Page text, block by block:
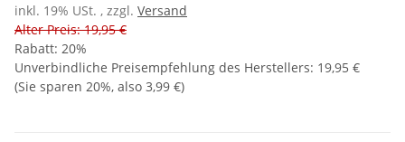
inkl. 19% USt. , zzgl. Versand
Alter Preis: 19,95 €
Rabatt: 20%
Unverbindliche Preisempfehlung des Herstellers: 19,95 €
(Sie sparen 20%, also 3,99 €)